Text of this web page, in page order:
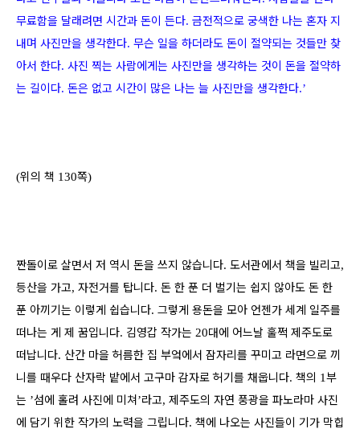
무료함을 달래려면 시간과 돈이 든다. 금전적으로 궁색한 나는 혼자 지
내며 사진만을 생각한다. 무슨 일을 하더라도 돈이 절약되는 것들만 찾
아서 한다. 사진 찍는 사람에게는 사진만을 생각하는 것이 돈을 절약하
는 길이다. 돈은 없고 시간이 많은 나는 늘 사진만을 생각한다.’
(위의 책 130쪽)
짠돌이로 살면서 저 역시 돈을 쓰지 않습니다. 도서관에서 책을 빌리고,
등산을 가고, 자전거를 탑니다. 돈 한 푼 더 벌기는 쉽지 않아도 돈 한
푼 아끼기는 이렇게 쉽습니다. 그렇게 용돈을 모아 언젠가 세계 일주를
떠나는 게 제 꿈입니다. 김영갑 작가는 20대에 어느날 훌쩍 제주도로
떠납니다. 산간 마을 허름한 집 부엌에서 잠자리를 꾸미고 라면으로 끼
니를 때우다 산자락 밭에서 고구마 감자로 허기를 채웁니다. 책의 1부
는 ’섬에 홀려 사진에 미쳐 ’라고, 제주도의 자연 풍광을 파노라마 사진
에 담기 위한 작가의 노력을 그립니다. 책에 나오는 사진들이 기가 막힙